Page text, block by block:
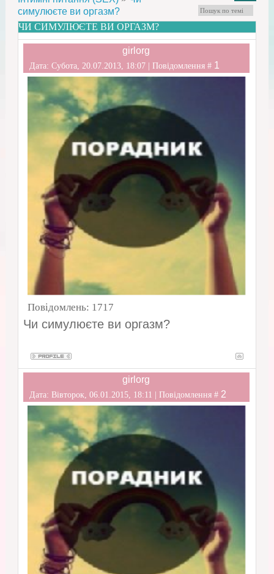
симулюєте ви оргазм?
ЧИ СИМУЛЮЄТЕ ВИ ОРГАЗМ?
girlorg
Дата: Субота, 20.07.2013, 18:07 | Повідомлення # 1
Повідомлень: 1717
Чи симулюєте ви оргазм?
girlorg
Дата: Вівторок, 06.01.2015, 18:11 | Повідомлення # 2